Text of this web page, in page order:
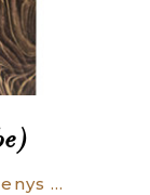
Eloge philosophique de Denys Diderot. Lu à l’Institut national, le 7 thermidor an 8.